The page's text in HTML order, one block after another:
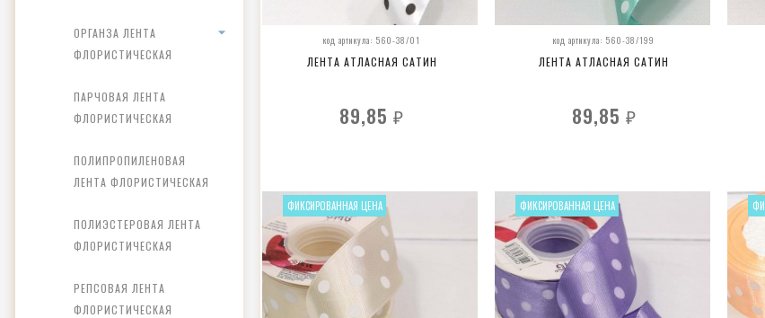
ОРГАНЗА ЛЕНТА
ФЛОРИСТИЧЕСКАЯ
ПАРЧОВАЯ ЛЕНТА
ФЛОРИСТИЧЕСКАЯ
ПОЛИПРОПИЛЕНОВАЯ
ЛЕНТА ФЛОРИСТИЧЕСКАЯ
ПОЛИЭСТЕРОВАЯ ЛЕНТА
ФЛОРИСТИЧЕСКАЯ
РЕПСОВАЯ ЛЕНТА
ФЛОРИСТИЧЕСКАЯ
код артикула: 560-38/01
ЛЕНТА АТЛАСНАЯ САТИН
89,85₽
код артикула: 560-38/199
ЛЕНТА АТЛАСНАЯ САТИН
89,85 ₽
ФИКСИРОВАННАЯ ЦЕНА ФИКСИРОВАННАЯ ЦЕНА